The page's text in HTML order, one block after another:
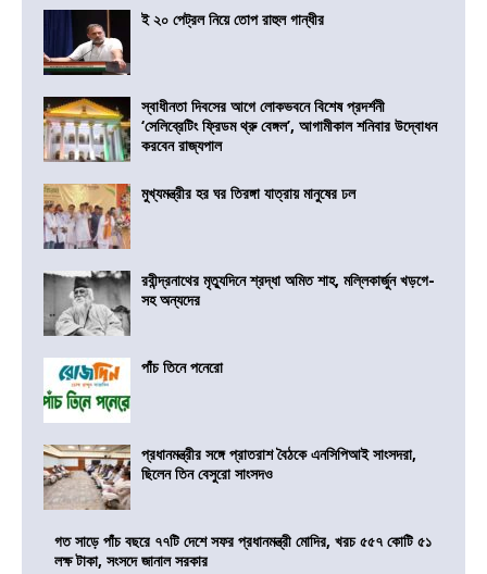
ই ২০ পেট্রল নিয়ে তোপ রাহুল গান্ধীর
স্বাধীনতা দিবসের আগে লোকভবনে বিশেষ প্রদর্শনী
‘সেলিব্রেটিং ফ্রিডম থ্রু বেঙ্গল’, আগামীকাল শনিবার উদ্বোধন
করবেন রাজ্যপাল
মুখ্যমন্ত্রীর হর ঘর তিরঙ্গা যাত্রায় মানুষের ঢল
রবীন্দ্রনাথের মৃত্যুদিনে শ্রদ্ধা অমিত শাহ, মল্লিকার্জুন খড়গে-
সহ অন্যদের
পাঁচ তিনে পনেরো
প্রধানমন্ত্রীর সঙ্গে প্রাতরাশ বৈঠকে এনসিপিআই সাংসদরা,
ছিলেন তিন বেসুরো সাংসদও
গত সাড়ে পাঁচ বছরে ৭৭টি দেশে সফর প্রধানমন্ত্রী মোদির, খরচ ৫৫৭ কোটি ৫১
লক্ষ টাকা, সংসদে জানাল সরকার